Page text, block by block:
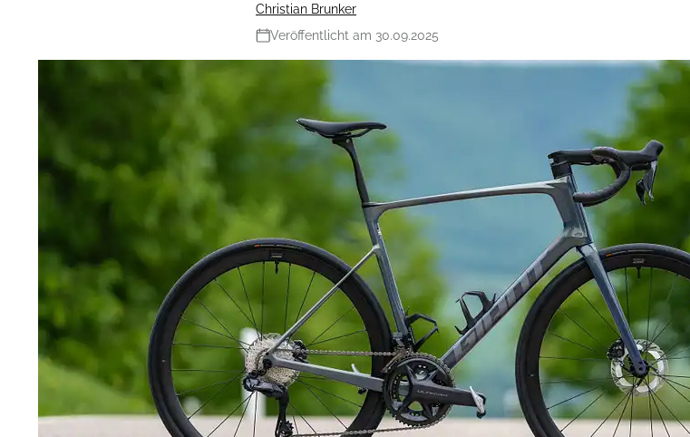
Christian Brunker
Veröffentlicht am 30.09.2025